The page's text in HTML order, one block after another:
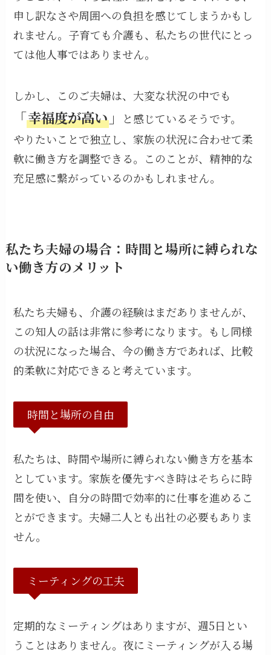
申し訳なさや周囲への負担を感じてしまうかもし
れません。子育ても介護も、私たちの世代にとっ
ては他人事ではありません。
しかし、このご夫婦は、大変な状況の中でも
「幸福度が高い 」
と感じているそうです。
やりたいことで独立し、家族の状況に合わせて柔
軟に働き方を調整できる。このことが、精神的な
充足感に繋がっているのかもしれません。
私たち夫婦の場合：時間と場所に縛られな
い働き方のメリット
私たち夫婦も、介護の経験はまだありませんが、
この知人の話は非常に参考になります。もし同様
の状況になった場合、今の働き方であれば、比較
的柔軟に対応できると考えています。
時間と場所の自由
私たちは、時間や場所に縛られない働き方を基本
としています。家族を優先すべき時はそちらに時
間を使い、自分の時間で効率的に仕事を進めるこ
とができます。夫婦二人とも出社の必要もありま
せん。
ミーティングの工夫
定期的なミーティングはありますが、週5日とい
うことはありません。夜にミーティングが入る場